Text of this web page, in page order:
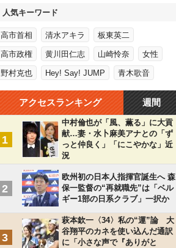
人気キーワード
高市首相 清水アキラ 板東英二
高市政権 黄川田仁志 山崎怜奈 女性
野村克也 Hey! Say! JUMP 青木歌音
アクセスランキング 週間
1
中村倫也が「風、薫る」に大貢
献…妻・水卜麻美アナとの「ず
っと仲良く」「にこやかな」近
況
2
欧州初の日本人指揮官誕生へ 森
保一監督の“再就職先”は「ベル
ギー1部の日系クラブ」一択か
3
萩本欽一〈34〉私の“運”論 大
谷翔平のカネを使い込んだ通訳
に「小さな声で『ありがと